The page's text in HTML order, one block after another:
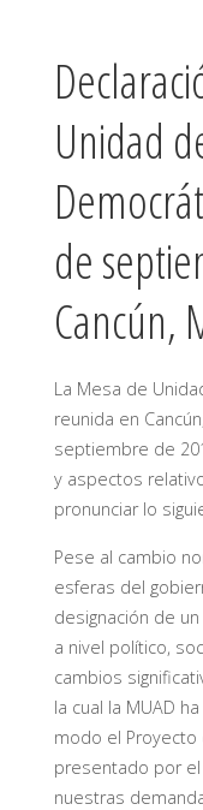
Unidad
de
Cancún,
La Mesa de
reunida en
septiembre de
y aspectos
pronunciar lo
Pese al cambio
esferas del
designación de
a nivel político,
cambios
la cual la MUAD
modo el Proyecto
presentado por
nuestras